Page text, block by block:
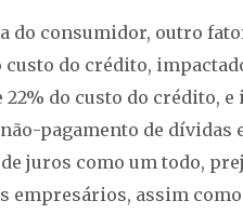
consumidor, outro
custo do crédito,
do custo do crédito,
pagamento de dívidas
juros como um todo,
empresários, assim